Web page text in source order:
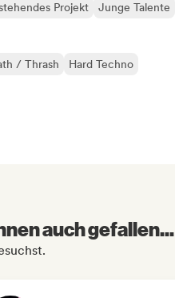
Projekt Junge Talente
/ Thrash
Hard Techno
auch gefallen...